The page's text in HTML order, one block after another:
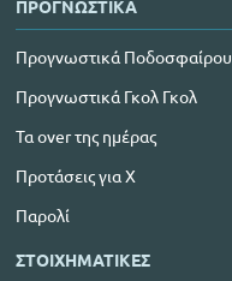
ΠΡΟΓΝΩΣΤΙΚΑ
Προγνωστικά Ποδοσφαίρου
Προγνωστικά Γκολ Γκολ
Τα over της ημέρας
Προτάσεις για Χ
Παρολί
ΣΤΟΙΧΗΜΑΤΙΚΕΣ